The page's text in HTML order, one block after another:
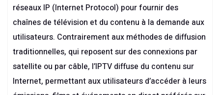
réseaux IP (Internet Protocol) pour fournir des
chaînes de télévision et du contenu à la demande aux
utilisateurs. Contrairement aux méthodes de diffusion
traditionnelles, qui reposent sur des connexions par
satellite ou par câble, l’IPTV diffuse du contenu sur
Internet, permettant aux utilisateurs d’accéder à leurs